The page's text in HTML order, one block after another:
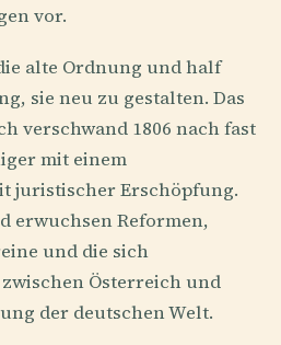
vor.
alte Ordnung und half
sie neu zu gestalten. Das
verschwand 1806 nach fast
mit einem
juristischer Erschöpfung.
erwuchsen Reformen,
und die sich
Österreich und
der deutschen Welt.